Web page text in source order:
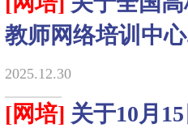
教师网络培训中
2025.12.30
[网培] 关于10月